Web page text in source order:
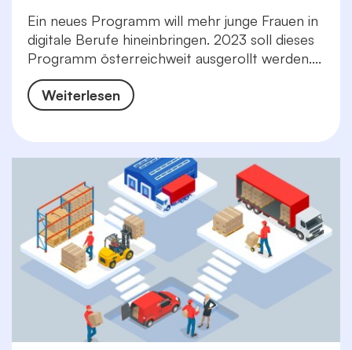
Ein neues Programm will mehr junge Frauen in
digitale Berufe hineinbringen. 2023 soll dieses
Programm österreichweit ausgerollt werden....
Weiterlesen